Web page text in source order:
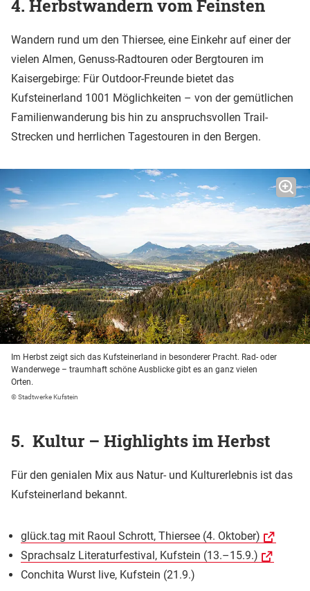
4. Herbstwandern vom Feinsten
Wandern rund um den Thiersee, eine Einkehr auf einer der
vielen Almen, Genuss-Radtouren oder Bergtouren im
Kaisergebirge: Für Outdoor-Freunde bietet das
Kufsteinerland 1001 Möglichkeiten – von der gemütlichen
Familienwanderung bis hin zu anspruchsvollen Trail-
Strecken und herrlichen Tagestouren in den Bergen.
Im Herbst zeigt sich das Kufsteinerland in besonderer Pracht. Rad- oder
Wanderwege – traumhaft schöne Ausblicke gibt es an ganz vielen
Orten.
© Stadtwerke Kufstein
5. Kultur – Highlights im Herbst
Für den genialen Mix aus Natur- und Kulturerlebnis ist das
Kufsteinerland bekannt.
glück.tag mit Raoul Schrott, Thiersee (4. Oktober)
Sprachsalz Literaturfestival, Kufstein (13.–15.9.)
Conchita Wurst live, Kufstein (21.9.)